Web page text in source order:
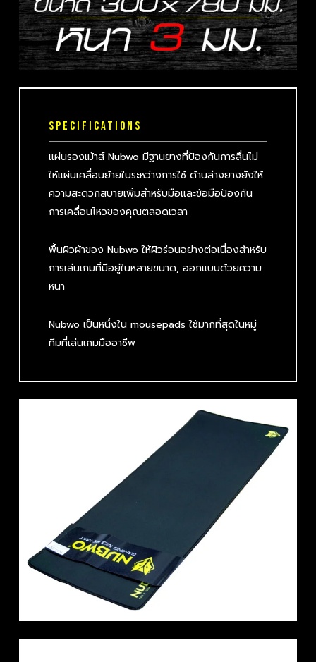
SPECIFICATIONS
แผ่นรองเม้าส์ Nubwo มีฐานยางที่ป้องกันการลื่นไม่
ให้แผ่นเคลื่อนย้ายในระหว่างการใช้ ด้านล่างยางยังให้
ความสะดวกสบายเพิ่มสำหรับมือและข้อมือป้องกัน
การเคลื่อนไหวของคุณตลอดเวลา
พื้นผิวผ้าของ Nubwo ให้ผิวร่อนอย่างต่อเนื่องสำหรับ
การเล่นเกมที่มีอยู่ในหลายขนาด, ออกแบบด้วยความ
หนา
Nubwo เป็นหนึ่งใน mousepads ใช้มากที่สุดในหมู่
ทีมที่เล่นเกมมืออาชีพ